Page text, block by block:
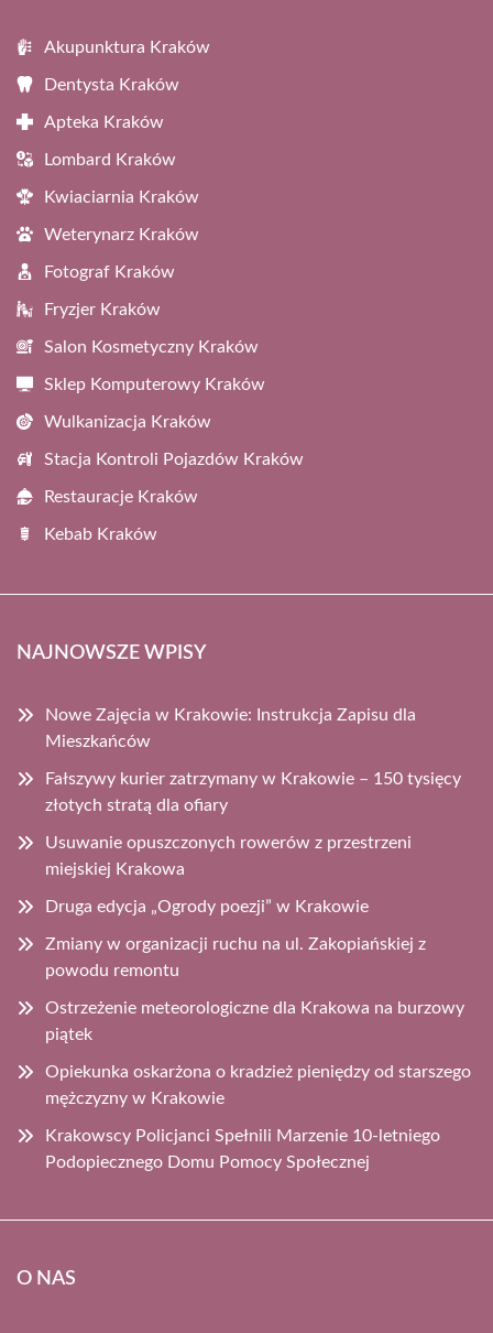
Akupunktura Kraków
Dentysta Kraków
Apteka Kraków
Lombard Kraków
Kwiaciarnia Kraków
Weterynarz Kraków
Fotograf Kraków
Fryzjer Kraków
Salon Kosmetyczny Kraków
Sklep Komputerowy Kraków
Wulkanizacja Kraków
Stacja Kontroli Pojazdów Kraków
Restauracje Kraków
Kebab Kraków
NAJNOWSZE WPISY
Nowe Zajęcia w Krakowie: Instrukcja Zapisu dla
Mieszkańców
Fałszywy kurier zatrzymany w Krakowie – 150 tysięcy
złotych stratą dla ofiary
Usuwanie opuszczonych rowerów z przestrzeni
miejskiej Krakowa
Druga edycja „Ogrody poezji” w Krakowie
Zmiany w organizacji ruchu na ul. Zakopiańskiej z
powodu remontu
Ostrzeżenie meteorologiczne dla Krakowa na burzowy
piątek
Opiekunka oskarżona o kradzież pieniędzy od starszego
mężczyzny w Krakowie
Krakowscy Policjanci Spełnili Marzenie 10-letniego
Podopiecznego Domu Pomocy Społecznej
O NAS